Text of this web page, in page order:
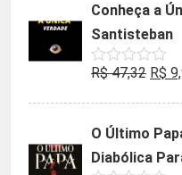
era:
R$
Conheça a
Santisteban
Avaliação
de
R$47,32 O
era:
R$
R$
O Último
Diabólica